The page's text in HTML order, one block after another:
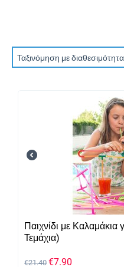
Ζώα
Κινηματογράφος και
Κομμωτήριο / Αισθητική
Μασάζ / Χαλάρωση
Μπαμπού / Σχιστόλιθος
Μπάρμπεκιου / Γκριλ
Ξεκούραση / Ύπνος
Ταξινόμηση με διαθεσιμότητα
Παιχνίδι με
Τεμάχια)
€21.40 €7.90